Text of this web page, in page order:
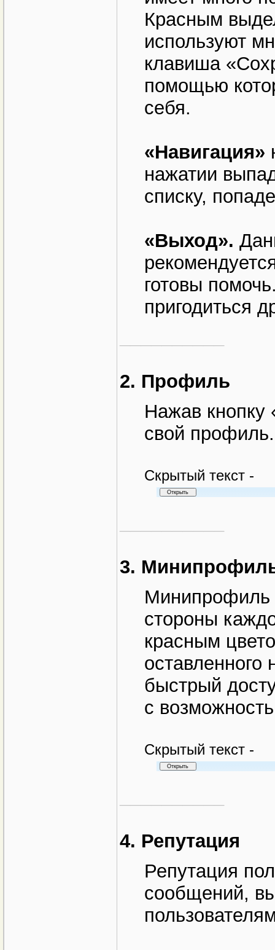
Красным
используют
клавиша
помощью
себя.
«Навигация»
нажатии
списку,
«Выход».
готовы
пригодиться
2. Профиль
Нажав кнопку
свой профиль.
Cкрытый текст -
3.
Минипрофиль
стороны
красным
оставленного
быстрый
с
Cкрытый текст -
4. Репутация
Репутация
сообщений,